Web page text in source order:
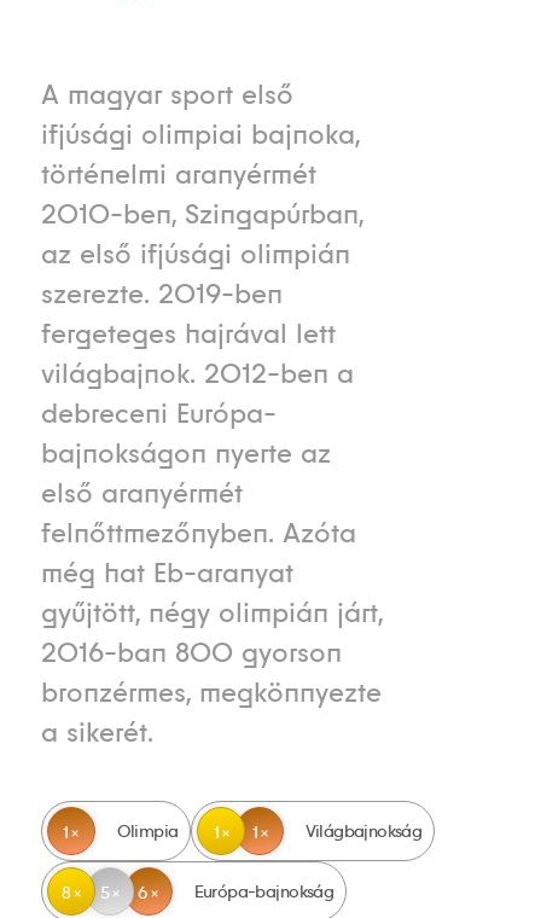
A magyar sport első
ifjúsági olimpiai bajnoka,
történelmi aranyérmét
2010-ben, Szingapúrban,
az első ifjúsági olimpián
szerezte. 2019-ben
fergeteges hajrával lett
világbajnok. 2012-ben a
debreceni Európa-
bajnokságon nyerte az
első aranyérmét
felnőttmezőnyben. Azóta
még hat Eb-aranyat
gyűjtött, négy olimpián járt,
2016-ban 800 gyorson
bronzérmes, megkönnyezte
a sikerét.
1 Olimpia 1 1 Világbajnokság
8 5 6 Európa-bajnokság